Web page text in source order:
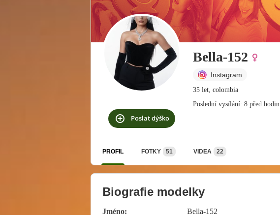
Bella-152
Instagram
35 let, colombia
Poslední vysílání: 8 před hodin
Poslat dýško
PROFIL FOTKY 51 VIDEA 22
Biografie modelky
Jméno:
Bella-152